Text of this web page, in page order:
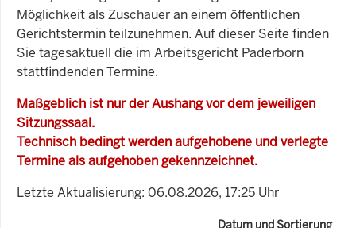
Möglichkeit als Zuschauer an einem öffentlichen
Gerichtstermin teilzunehmen. Auf dieser Seite finden
Sie tagesaktuell die im Arbeitsgericht Paderborn
stattfindenden Termine.
Maßgeblich ist nur der Aushang vor dem jeweiligen
Sitzungssaal.
Technisch bedingt werden aufgehobene und verlegte
Termine als aufgehoben gekennzeichnet.
Letzte Aktualisierung: 06.08.2026, 17:25 Uhr
Datum und Sortierung